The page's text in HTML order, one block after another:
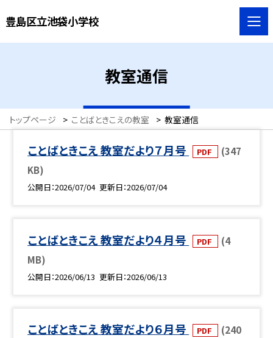
豊島区立池袋小学校
教室通信
トップページ > ことばときこえの教室 > 教室通信
ことばときこえ 教室だより７月号 PDF
(347
KB)
公開日 2026/07/04 更新日 2026/07/04
ことばときこえ 教室だより４月号 PDF
(4
MB)
公開日 2026/06/13 更新日 2026/06/13
ことばときこえ 教室だより６月号 PDF
(240